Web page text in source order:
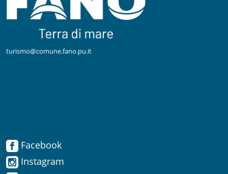
Instagram
turismo@comune.fano.pu.it
Facebook
Instagram